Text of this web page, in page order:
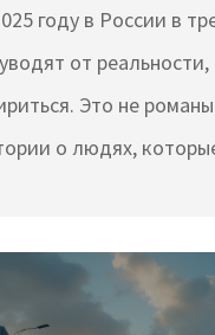
году в России в
от
Это не
о людях,